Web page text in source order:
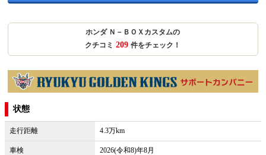
ホンダ Ｎ－ＢＯＸカスタムの
クチコミ 209 件をチェック！
状態
走行距離 4.3万km
車検 2026(令和8)年8月